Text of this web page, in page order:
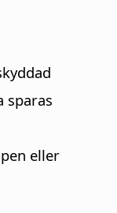
sparas
eller